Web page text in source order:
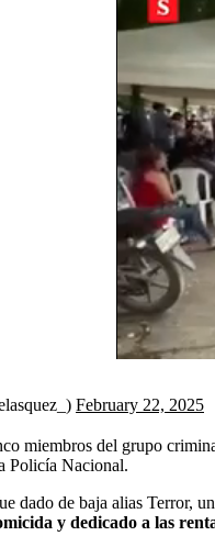
February 22, 2025
miembros del grupo
Policía Nacional.
dado de baja alias Terror,
y dedicado a las